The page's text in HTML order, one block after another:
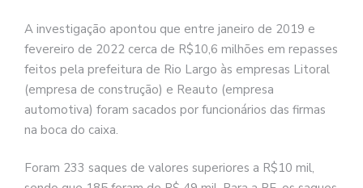
A investigação apontou que entre janeiro de 2019 e
fevereiro de 2022 cerca de R$10,6 milhões em repasses
feitos pela prefeitura de Rio Largo às empresas Litoral
(empresa de construção) e Reauto (empresa
automotiva) foram sacados por funcionários das firmas
na boca do caixa.
Foram 233 saques de valores superiores a R$10 mil,